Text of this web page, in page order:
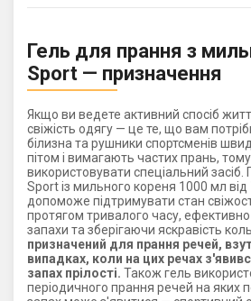
Гель для прання з
Sport — призначення
Якщо ви ведете активний спосіб
свіжість одягу — це те, що вам
білизна та рушники спортсменів
пітом і вимагають частих прань,
використовувати спеціальний засіб.
Sport із мильного кореня 1000 мл від
допоможе підтримувати стан
протягом тривалого часу,
запахи та зберігаючи яскравість
призначений для прання речей,
випадках, коли на цих речах
запах прілості. Також гель
періодичного прання речей на яких